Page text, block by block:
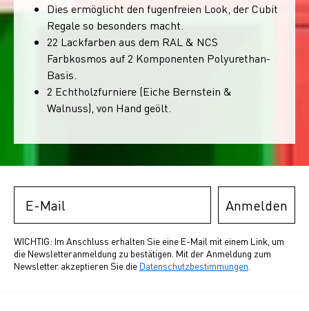
Dies ermöglicht den fugenfreien Look, der Cubit
Regale so besonders macht.
22 Lackfarben aus dem RAL & NCS
Farbkosmos auf 2 Komponenten Polyurethan-
Basis.
2 Echtholzfurniere (Eiche Bernstein &
Walnuss), von Hand geölt.
Anmelden
WICHTIG: Im Anschluss erhalten Sie eine E-Mail mit einem Link, um
die Newsletteranmeldung zu bestätigen. Mit der Anmeldung zum
Newsletter akzeptieren Sie die Datenschutzbestimmungen